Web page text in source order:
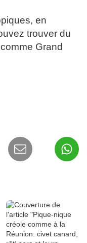
en
trouver du
Grand